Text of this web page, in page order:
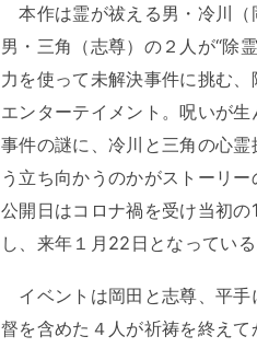
本作は霊が祓える男・冷川（
男・三角（志尊）の２人が“除
力を使って未解決事件に挑む
エンターテイメント。呪いが
事件の謎に、冷川と三角の心
う立ち向かうのかがストーリー
公開日はコロナ禍を受け当初の
し、来年１月22日となっている
イベントは岡田と志尊、平手
督を含めた４人が祈祷を終えて